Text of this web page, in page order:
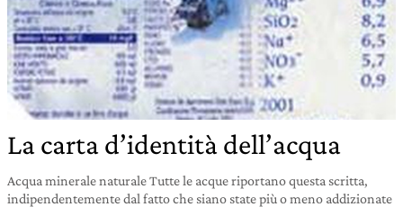
La carta d’identità dell’acqua
Acqua minerale naturale Tutte le acque riportano questa scritta,
indipendentemente dal fatto che siano state più o meno addizionate